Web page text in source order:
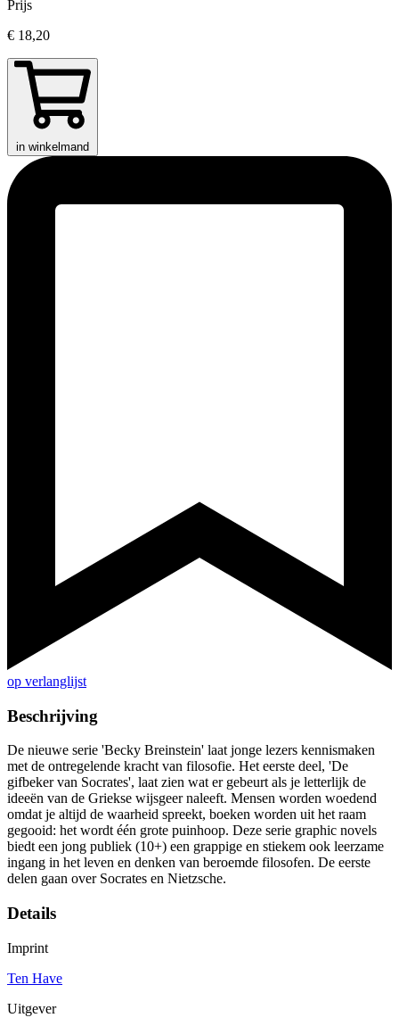
Prijs
€ 18,20
in winkelmand
op verlanglijst
Beschrijving
De nieuwe serie 'Becky Breinstein' laat jonge lezers kennismaken
met de ontregelende kracht van filosofie. Het eerste deel, 'De
gifbeker van Socrates', laat zien wat er gebeurt als je letterlijk de
ideeën van de Griekse wijsgeer naleeft. Mensen worden woedend
omdat je altijd de waarheid spreekt, boeken worden uit het raam
gegooid: het wordt één grote puinhoop. Deze serie graphic novels
biedt een jong publiek (10+) een grappige en stiekem ook leerzame
ingang in het leven en denken van beroemde filosofen. De eerste
delen gaan over Socrates en Nietzsche.
Details
Imprint
Ten Have
Uitgever